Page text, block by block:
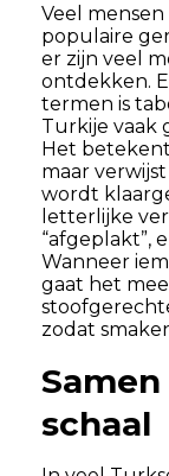
Veel
populaire
er zijn veel
ontdekken.
termen is
Turkije vaak
Het
maar
wordt
letterlijke
“afgeplakt”,
Wanneer
gaat het
zodat
schaal